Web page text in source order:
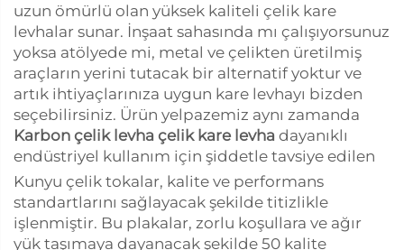
uzun ömürlü olan yüksek kaliteli çelik kare
levhalar sunar. İnşaat sahasında mı çalışıyorsunuz
yoksa atölyede mi, metal ve çelikten üretilmiş
araçların yerini tutacak bir alternatif yoktur ve
artık ihtiyaçlarınıza uygun kare levhayı bizden
seçebilirsiniz. Ürün yelpazemiz aynı zamanda
Karbon çelik levha çelik kare levha dayanıklı
endüstriyel kullanım için şiddetle tavsiye edilen
Kunyu çelik tokalar, kalite ve performans
standartlarını sağlayacak şekilde titizlikle
işlenmiştir. Bu plakalar, zorlu koşullara ve ağır
yük taşımaya dayanacak şekilde 50 kalite